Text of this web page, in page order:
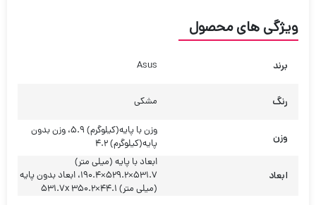
ویژگی های محصول
برند Asus
رنگ مشکی
وزن
وزن با پایه(کیلوگرم) 5.9، وزن بدون
پایه(کیلوگرم) 4.2
ابعاد
ابعاد با پایه (میلی متر)
531.7×529.2×190.4، ابعاد بدون پایه
(میلی متر) 531.7x 350.2×44.1